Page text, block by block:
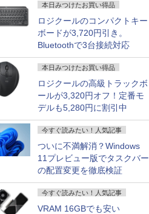
本日みつけたお買い得品
ロジクールのコンパクトキー
ボードが3,720円引き。
Bluetoothで3台接続対応
本日みつけたお買い得品
ロジクールの高級トラックボ
ールが3,320円オフ！定番モ
デルも5,280円に割引中
今すぐ読みたい！人気記事
ついに不満解消？Windows
11プレビュー版でタスクバー
の配置変更を徹底検証
今すぐ読みたい！人気記事
VRAM 16GBでも安い